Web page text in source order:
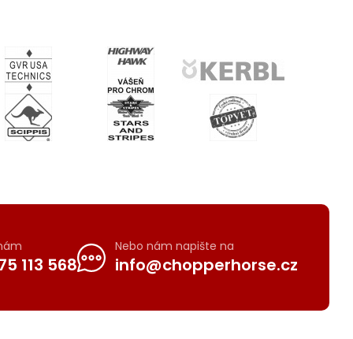
113 568
Nebo nám napište na
info@chopperhorse.cz